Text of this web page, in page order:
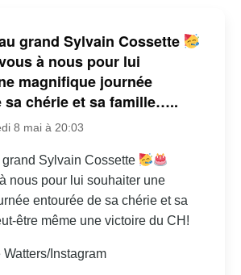
grand Sylvain Cossette
à nous pour lui
magnifique journée
sa chérie et sa famille…..
8 mai à 20:03
grand Sylvain Cossette
nous pour lui souhaiter une
entourée de sa chérie et sa
être même une victoire du CH!
Watters/Instagram